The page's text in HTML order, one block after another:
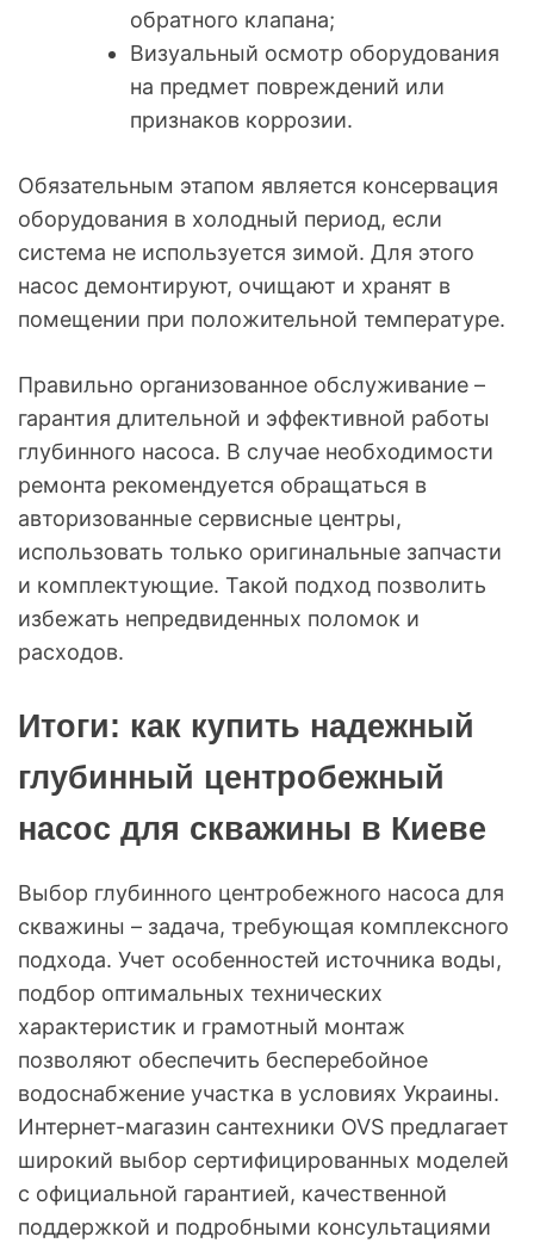
обратного клапана;
Визуальный осмотр оборудования
на предмет повреждений или
признаков коррозии.
Обязательным этапом является консервация
оборудования в холодный период, если
система не используется зимой. Для этого
насос демонтируют, очищают и хранят в
помещении при положительной температуре.
Правильно организованное обслуживание –
гарантия длительной и эффективной работы
глубинного насоса. В случае необходимости
ремонта рекомендуется обращаться в
авторизованные сервисные центры,
использовать только оригинальные запчасти
и комплектующие. Такой подход позволить
избежать непредвиденных поломок и
расходов.
Итоги: как купить надежный
глубинный центробежный
насос для скважины в Киеве
Выбор глубинного центробежного насоса для
скважины – задача, требующая комплексного
подхода. Учет особенностей источника воды,
подбор оптимальных технических
характеристик и грамотный монтаж
позволяют обеспечить бесперебойное
водоснабжение участка в условиях Украины.
Интернет-магазин сантехники OVS предлагает
широкий выбор сертифицированных моделей
с официальной гарантией, качественной
поддержкой и подробными консультациями